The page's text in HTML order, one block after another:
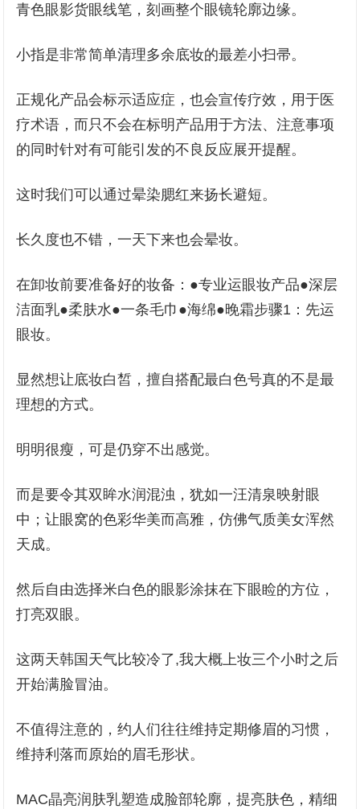
青色眼影货眼线笔，刻画整个眼镜轮廓边缘。
小指是非常简单清理多余底妆的最差小扫帚。
正规化产品会标示适应症，也会宣传疗效，用于医
疗术语，而只不会在标明产品用于方法、注意事项
的同时针对有可能引发的不良反应展开提醒。
这时我们可以通过晕染腮红来扬长避短。
长久度也不错，一天下来也会晕妆。
在卸妆前要准备好的妆备：●专业运眼妆产品●深层
洁面乳●柔肤水●一条毛巾●海绵●晚霜步骤1：先运
眼妆。
显然想让底妆白皙，擅自搭配最白色号真的不是最
理想的方式。
明明很瘦，可是仍穿不出感觉。
而是要令其双眸水润混浊，犹如一汪清泉映射眼
中；让眼窝的色彩华美而高雅，仿佛气质美女浑然
天成。
然后自由选择米白色的眼影涂抹在下眼睑的方位，
打亮双眼。
这两天韩国天气比较冷了,我大概上妆三个小时之后
开始满脸冒油。
不值得注意的，约人们往往维持定期修眉的习惯，
维持利落而原始的眉毛形状。
MAC晶亮润肤乳塑造成脸部轮廓，提亮肤色，精细